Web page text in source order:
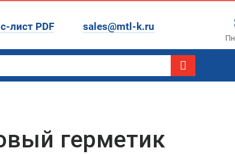
лист PDF sales@mtl-k.ru
герметик